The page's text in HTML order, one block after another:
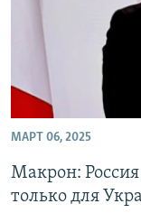
МАРТ 06, 2025
Макрон: Россия
только для